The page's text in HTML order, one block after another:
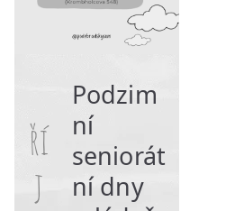
ří
j
Podzim
ní
seniorát
ní dny